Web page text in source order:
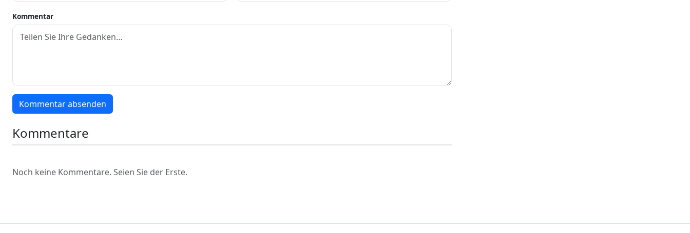
Kommentar
Kommentar absenden
Kommentare
Noch keine Kommentare. Seien Sie der Erste.